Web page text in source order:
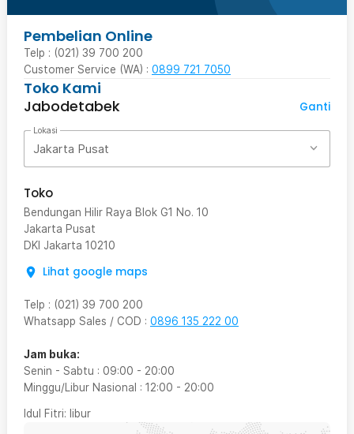
Pembelian Online
Telp : (021) 39 700 200
Customer Service (WA) : 0899 721 7050
Toko Kami
Jabodetabek
Ganti
Lokasi
Jakarta Pusat
Toko
Bendungan Hilir Raya Blok G1 No. 10
Jakarta Pusat
DKI Jakarta 10210
Lihat google maps
Telp : (021) 39 700 200
Whatsapp Sales / COD : 0896 135 222 00
Jam buka:
Senin - Sabtu : 09:00 - 20:00
Minggu/Libur Nasional : 12:00 - 20:00
Idul Fitri: libur